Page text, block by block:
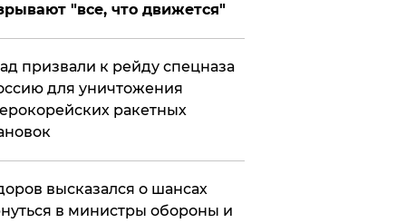
"все, что движется"
призвали к рейду спецназа
для уничтожения
ракетных
высказался о шансах
в министры обороны и